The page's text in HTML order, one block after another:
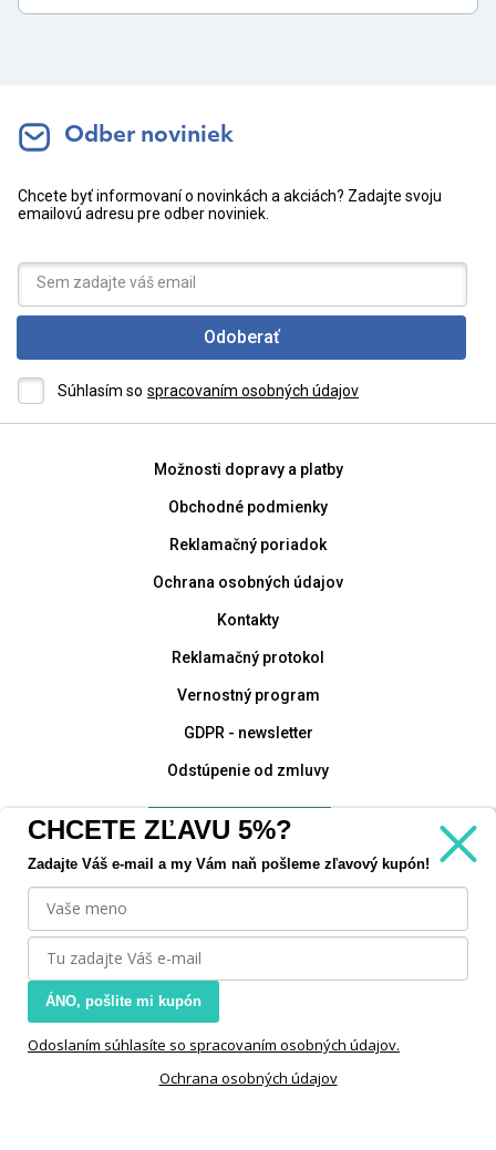
Odber noviniek
Chcete byť informovaní o novinkách a akciách? Zadajte svoju
emailovú adresu pre odber noviniek.
Odoberať
Súhlasím so spracovaním osobných údajov
Možnosti dopravy a platby
Obchodné podmienky
Reklamačný poriadok
Ochrana osobných údajov
Kontakty
Reklamačný protokol
Vernostný program
GDPR - newsletter
Odstúpenie od zmluvy
CHCETE ZĽAVU 5%?
Zadajte Váš e-mail a my Vám naň pošleme zľavový kupón!
ÁNO, pošlite mi kupón
Odoslaním súhlasíte so spracovaním osobných údajov.
Ochrana osobných údajov